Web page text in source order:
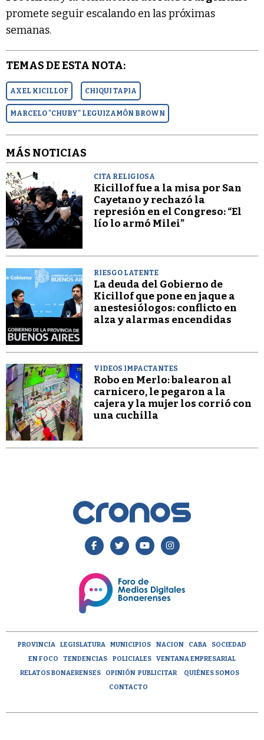
promete seguir escalando en las próximas
semanas.
TEMAS DE ESTA NOTA:
AXEL KICILLOF CHIQUI TAPIA
MARCELO "CHUBY" LEGUIZAMÓN BROWN
MÁS NOTICIAS
CITA RELIGIOSA
Kicillof fue a la misa por San
Cayetano y rechazó la
represión en el Congreso: “El
lío lo armó Milei”
RIESGO LATENTE
La deuda del Gobierno de
Kicillof que pone en jaque a
anestesiólogos: conflicto en
alza y alarmas encendidas
VIDEOS IMPACTANTES
Robo en Merlo: balearon al
carnicero, le pegaron a la
cajera y la mujer los corrió con
una cuchilla
PROVINCIA LEGISLATURA MUNICIPIOS NACION CABA
SOCIEDAD
EN FOCO
TENDENCIAS POLICIALES
VENTANA EMPRESARIAL
RELATOS BONAERENSES
OPINIÓN PUBLICITAR
QUIÉNES SOMOS
CONTACTO